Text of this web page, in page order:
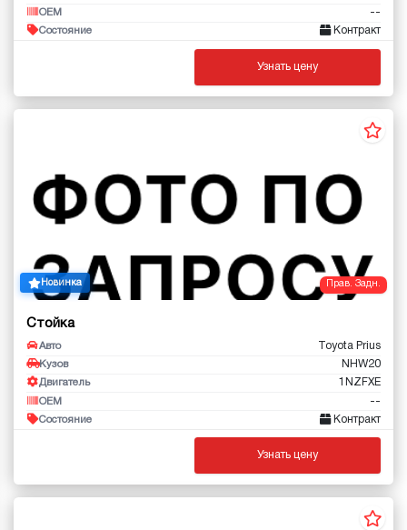
OEM --
Состояние Контракт
Узнать цену
Прав. Задн.
Новинка
Стойка
Авто Toyota Prius
Кузов NHW20
Двигатель 1NZFXE
OEM --
Состояние Контракт
Узнать цену